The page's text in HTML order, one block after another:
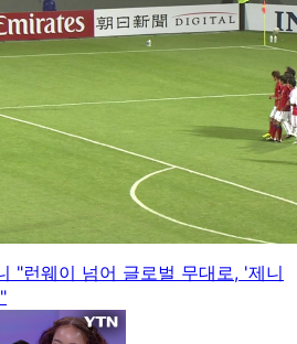
"런웨이 넘어 글로벌 무대로, '제니